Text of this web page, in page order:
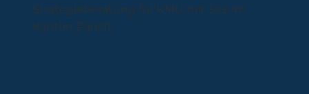
Strategieberatung für KMU mit Sitz im
Kanton Zürich.